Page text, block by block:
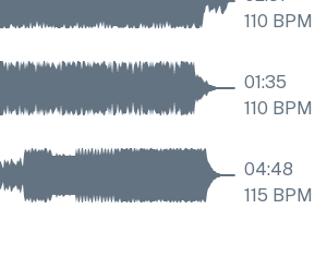
110 BPM
01:35
110 BPM
04:48
115 BPM